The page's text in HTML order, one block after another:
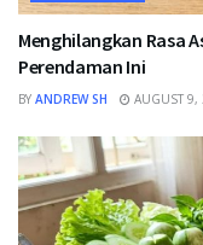
Menghilangkan Rasa
Perendaman Ini
BY ANDREW SH AUGUST 9,